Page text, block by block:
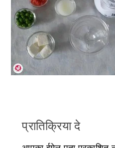
प्रातिक्रिया दे